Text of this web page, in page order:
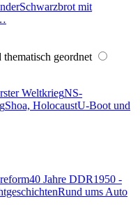
Schwarzbrot mit
geordnet
WeltkriegNS-
Shoa, HolocaustU-Boot und
40 Jahre DDR1950 -
Rund ums Auto